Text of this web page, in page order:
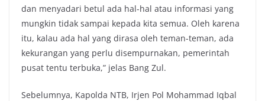
dan menyadari betul ada hal-hal atau informasi yang
mungkin tidak sampai kepada kita semua. Oleh karena
itu, kalau ada hal yang dirasa oleh teman-teman, ada
kekurangan yang perlu disempurnakan, pemerintah
pusat tentu terbuka,” jelas Bang Zul.
Sebelumnya, Kapolda NTB, Irjen Pol Mohammad Iqbal